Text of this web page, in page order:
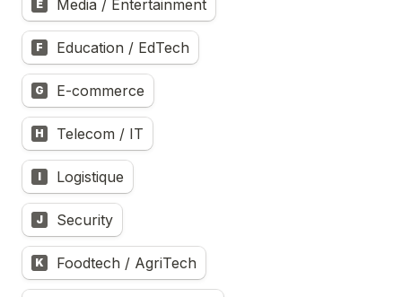
E Media / Entertainment
F Education / EdTech
G E-commerce
H Telecom / IT
I Logistique
J Security
K Foodtech / AgriTech